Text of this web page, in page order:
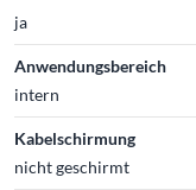
ja
Anwendungsbereich
intern
Kabelschirmung
nicht geschirmt